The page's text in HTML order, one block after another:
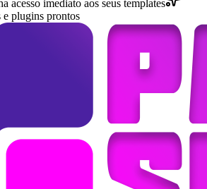
acesso imediato aos seus templates
e plugins prontos